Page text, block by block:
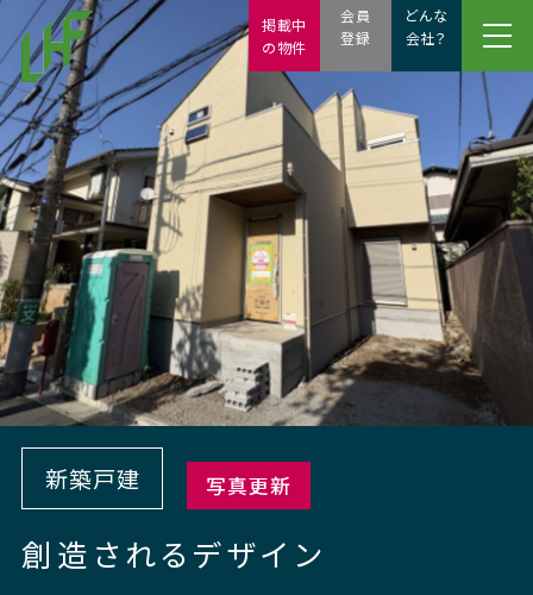
新築戸建 写真更新
創造されるデザイン
会員
登録
どんな
会社？
掲載中
の物件